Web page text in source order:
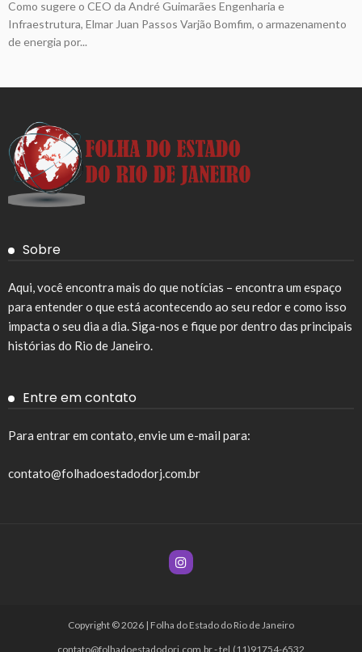
Como sugere o CEO da André Guimarães Engenharia e
Infraestrutura, Elmar Juan Passos Varjão Bomfim, o armazenamento
de energia por...
Sobre
Aqui, você encontra mais do que notícias – encontra um espaço
para entender o que está acontecendo ao seu redor e como isso
impacta o seu dia a dia. Siga-nos e fique por dentro das principais
histórias do Rio de Janeiro.
Entre em contato
Para entrar em contato, envie um e-mail para:
contato@folhadoestadodorj.com.br
Copyright © 2026 | Folha do Estado do Rio de Janeiro
contato@folhadoestadodorj.com.br- tel.(11)91754-6532